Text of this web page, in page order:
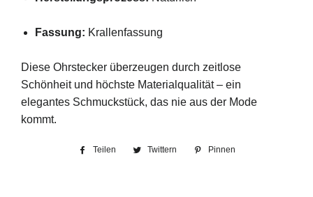
Fassung: Krallenfassung
Diese Ohrstecker überzeugen durch zeitlose
Schönheit und höchste Materialqualität – ein
elegantes Schmuckstück, das nie aus der Mode
kommt.
Teilen
Auf
Twittern
Auf
Pinnen